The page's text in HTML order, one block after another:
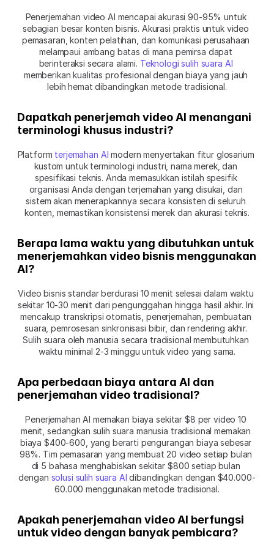
Penerjemahan video AI mencapai akurasi 90-95% untuk
sebagian besar konten bisnis. Akurasi praktis untuk video
pemasaran, konten pelatihan, dan komunikasi perusahaan
melampaui ambang batas di mana pemirsa dapat
berinteraksi secara alami. Teknologi sulih suara AI
memberikan kualitas profesional dengan biaya yang jauh
lebih hemat dibandingkan metode tradisional.
Dapatkah penerjemah video AI menangani
terminologi khusus industri?
Platform terjemahan AI modern menyertakan fitur glosarium
kustom untuk terminologi industri, nama merek, dan
spesifikasi teknis. Anda memasukkan istilah spesifik
organisasi Anda dengan terjemahan yang disukai, dan
sistem akan menerapkannya secara konsisten di seluruh
konten, memastikan konsistensi merek dan akurasi teknis.
Berapa lama waktu yang dibutuhkan untuk
menerjemahkan video bisnis menggunakan
AI?
Video bisnis standar berdurasi 10 menit selesai dalam waktu
sekitar 10-30 menit dari pengunggahan hingga hasil akhir. Ini
mencakup transkripsi otomatis, penerjemahan, pembuatan
suara, pemrosesan sinkronisasi bibir, dan rendering akhir.
Sulih suara oleh manusia secara tradisional membutuhkan
waktu minimal 2-3 minggu untuk video yang sama.
Apa perbedaan biaya antara AI dan
penerjemahan video tradisional?
Penerjemahan AI memakan biaya sekitar $8 per video 10
menit, sedangkan sulih suara manusia tradisional memakan
biaya $400-600, yang berarti pengurangan biaya sebesar
98%. Tim pemasaran yang membuat 20 video setiap bulan
di 5 bahasa menghabiskan sekitar $800 setiap bulan
dengan solusi sulih suara AI dibandingkan dengan $40.000-
60.000 menggunakan metode tradisional.
Apakah penerjemahan video AI berfungsi
untuk video dengan banyak pembicara?